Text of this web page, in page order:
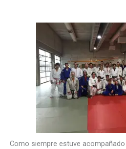
Como siempre estuve